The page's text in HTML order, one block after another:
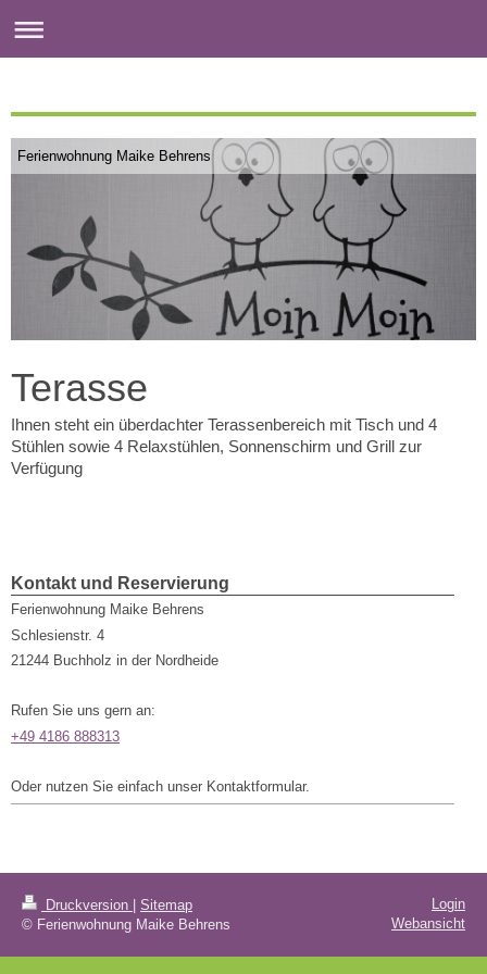
Ferienwohnung Maike Behrens
Terasse
Ihnen steht ein überdachter Terassenbereich mit Tisch und 4
Stühlen sowie 4 Relaxstühlen, Sonnenschirm und Grill zur
Verfügung
Kontakt und Reservierung
Ferienwohnung Maike Behrens
Schlesienstr. 4
21244 Buchholz in der Nordheide
Rufen Sie uns gern an:
+49 4186 888313
Oder nutzen Sie einfach unser Kontaktformular.
Druckversion
Sitemap
© Ferienwohnung Maike Behrens
Login
Webansicht